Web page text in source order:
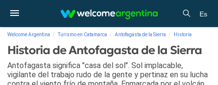
Es
Welcome Argentina Turismo en Catamarca Antofagasta de la Sierra Historia
Historia de Antofagasta de la Sierra
Antofagasta significa "casa del sol". Sol implacable,
vigilante del trabajo rudo de la gente y pertinaz en su lucha